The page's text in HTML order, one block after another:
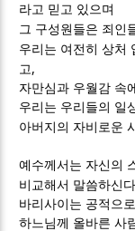
라고 믿고 있으며
그 구성원들은 죄인
우리는 여전히 상처
고 ,
자만심과 우월감 속
우리는 우리들의 일
아버지의 자비로운
예수께서는 자신의
비교해서 말씀하신다
바리사이는 공적으
하느님께 올바른 사